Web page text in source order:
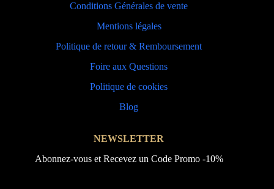
Conditions Générales de vente
Mentions légales
Politique de retour & Remboursement
Foire aux Questions
Politique de cookies
Blog
NEWSLETTER
Abonnez-vous et Recevez un Code Promo -10%